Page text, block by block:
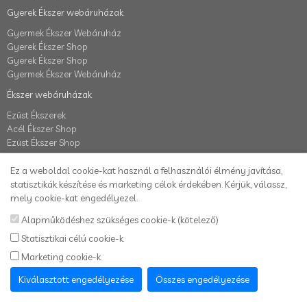
Gyerek Ékszer webáruházak
Gyermek Ékszer Webáruház
Gyerek Ékszer Shop
Gyerek Ékszer Shop
Gyermek Ékszer Webáruház
Ékszer webáruházak
Ezüst Ékszerek
Acél Ékszer Shop
Ezüst Ékszer Shop
Fiók
Elállás a szerződéstől
Kívánságlista
Hírlevél
Karikafülbevaló webáruház
Ez a weboldal cookie-kat használ a felhasználói élmény javítása,
statisztikák készítése és marketing célok érdekében. Kérjük, válassz,
mely cookie-kat engedélyezel.
Alapműködéshez szükséges cookie-k (kötelező)
Statisztikai célú cookie-k
Marketing cookie-k
Kiválasztott engedélyezése
Összes engedélyezése